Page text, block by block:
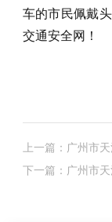
车的市民佩戴
交通安全网！
上一篇：广州市
下一篇：广州市